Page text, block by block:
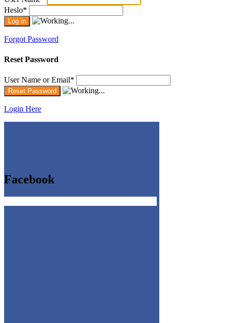
Heslo*
Forgot Password
Reset Password
User Name or Email*
Login Here
Facebook